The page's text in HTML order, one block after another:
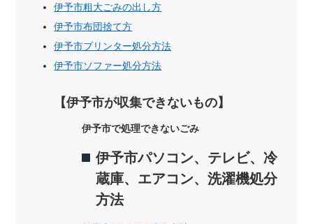
伊予市粗大ごみの出し方
伊予市布団捨て方
伊予市プリンター処分方法
伊予市ソファー処分方法
【伊予市が収集できないもの】
伊予市で処理できないごみ
伊予市パソコン、テレビ、冷
蔵庫、エアコン、洗濯機処分
方法